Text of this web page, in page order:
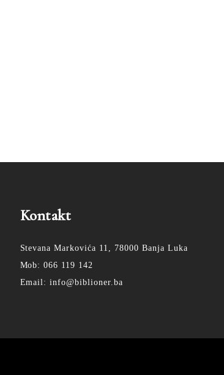
Kontakt
Stevana Markovića 11, 78000 Banja Luka
Mob: 066 119 142
Email: info@biblioner.ba